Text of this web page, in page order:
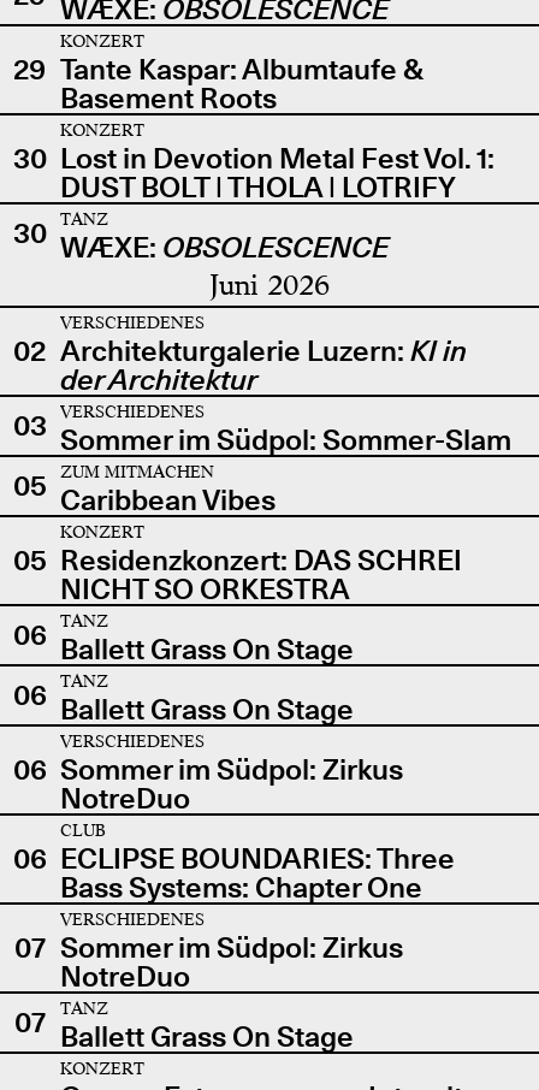
WÆXE: OBSOLESCENCE
29
KONZERT
Tante Kaspar: Albumtaufe &
Basement Roots
30
KONZERT
Lost in Devotion Metal Fest Vol. 1:
DUST BOLT | THOLA | LOTRIFY
30
TANZ
WÆXE: OBSOLESCENCE
Juni 2026
02
VERSCHIEDENES
Architekturgalerie Luzern: KI in
der Architektur
03
VERSCHIEDENES
Sommer im Südpol: Sommer-Slam
05
ZUM MITMACHEN
Caribbean Vibes
05
KONZERT
Residenzkonzert: DAS SCHREI
NICHT SO ORKESTRA
06
TANZ
Ballett Grass On Stage
06
TANZ
Ballett Grass On Stage
06
VERSCHIEDENES
Sommer im Südpol: Zirkus
NotreDuo
06
CLUB
ECLIPSE BOUNDARIES: Three
Bass Systems: Chapter One
07
VERSCHIEDENES
Sommer im Südpol: Zirkus
NotreDuo
07
TANZ
Ballett Grass On Stage
KONZERT